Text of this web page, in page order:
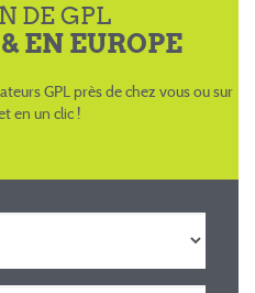
DE GPL
EN EUROPE
GPL près de chez vous ou sur
en un clic !